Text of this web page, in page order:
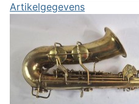
Artikelgegevens